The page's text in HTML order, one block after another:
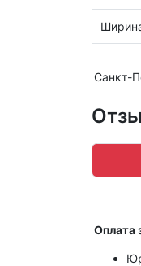
Санкт-
Оплата